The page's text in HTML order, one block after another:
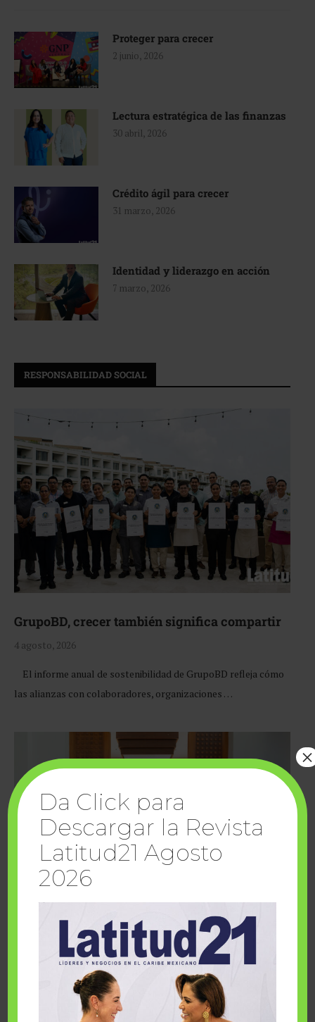
Proteger para crecer
2 junio, 2026
Lectura estratégica de las finanzas
30 abril, 2026
Crédito ágil para crecer
31 marzo, 2026
Identidad y liderazgo en acción
7 marzo, 2026
RESPONSABILIDAD SOCIAL
GrupoBD, crecer también significa compartir
4 agosto, 2026
El informe anual de sostenibilidad de GrupoBD refleja cómo
las alianzas con colaboradores, organizaciones …
Cuando la solidaridad inspira; cumplen
sueños Fairmont Mayakoba y Make-A-Wish
Da Click para
Descargar la Revista
Latitud21 Agosto
2026
×